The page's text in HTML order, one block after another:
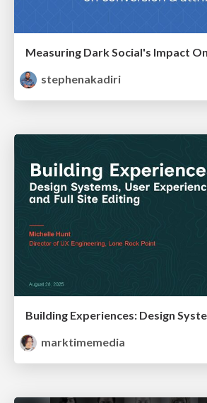
stephenakadiri
marktimemedia